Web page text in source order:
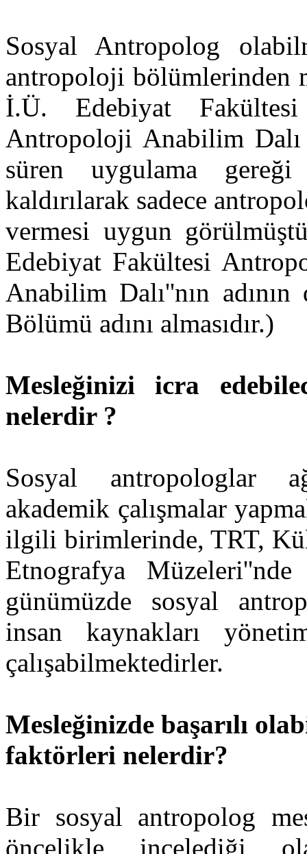
Sosyal Antropolog
antropoloji bölümlerinden
İ.Ü. Edebiyat
Antropoloji Anabilim Dalı
süren uygulama
kaldırılarak sadece
vermesi uygun
Edebiyat Fakültesi
Anabilim Dalı''nın
Bölümü adını almasıdır.)
Mesleğinizi icra
nelerdir ?
Sosyal antropologlar
akademik çalışmalar
ilgili birimlerinde, TRT,
Etnografya
günümüzde sosyal
insan kaynakları
çalışabilmektedirler.
Mesleğinizde başarılı
faktörleri nelerdir?
Bir sosyal antropolog
öncelikle incelediği